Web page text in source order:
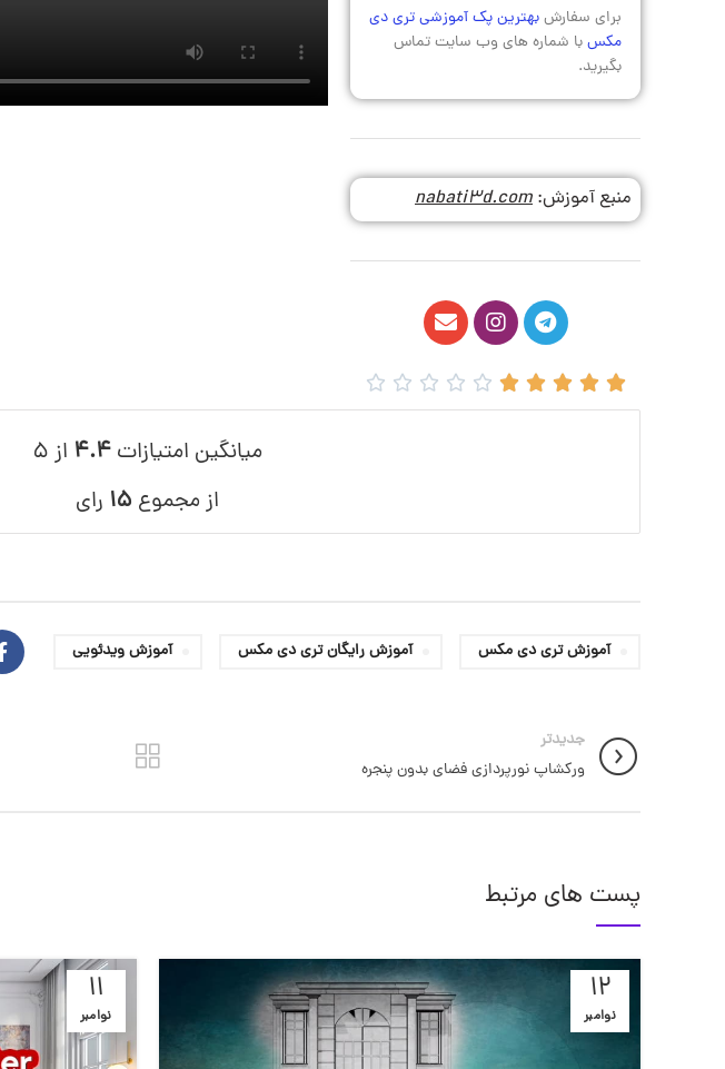
برای سفارشبهترین پک آموزشی تری دی
مکسبا شماره های وب سایت تماس
بگیرید.
منبع آموزش:nabati3d.com










میانگین امتیازات ۴.۴ از ۵
از مجموع ۱۵ رای
آموزش تری دی مکس آموزش رایگان تری دی مکس آموزش ویدئویی
جدیدتر
ورکشاپ نورپردازی فضای بدون پنجره
پست های مرتبط
12
نوامبر
11
نوامبر